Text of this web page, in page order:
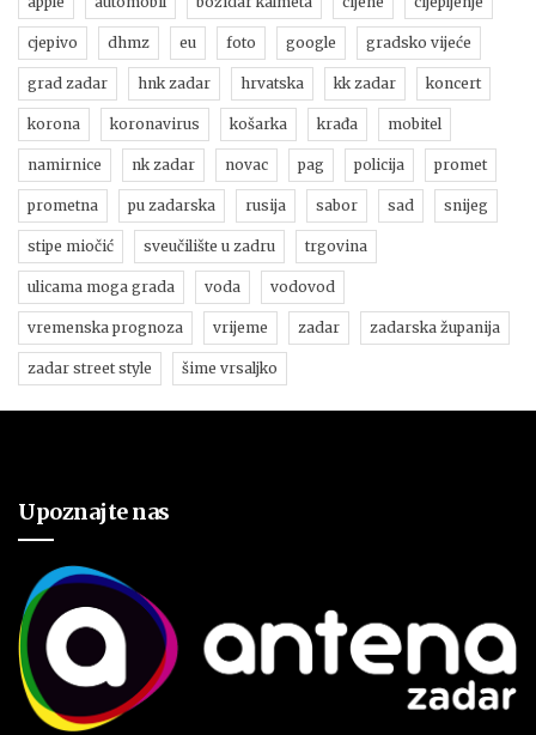
cjepivo dhmz eu foto google gradsko vijeće
grad zadar hnk zadar hrvatska kk zadar koncert
korona koronavirus košarka krađa mobitel
namirnice nk zadar novac pag policija promet
prometna pu zadarska rusija sabor sad snijeg
stipe miočić sveučilište u zadru trgovina
ulicama moga grada voda vodovod
vremenska prognoza vrijeme zadar zadarska županija
zadar street style šime vrsaljko
Upoznajte nas